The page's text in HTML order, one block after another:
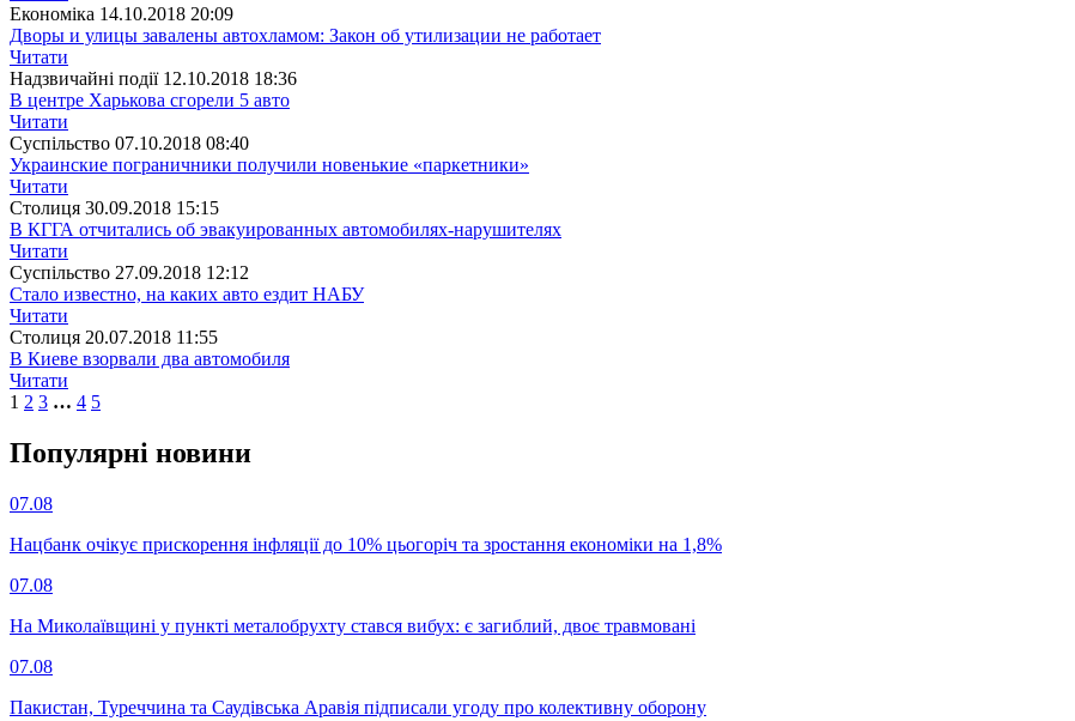
Економіка 14.10.2018 20:09
Дворы и улицы завалены автохламом: Закон об утилизации не работает
Читати
Надзвичайні події 12.10.2018 18:36
В центре Харькова сгорели 5 авто
Читати
Суспiльство 07.10.2018 08:40
Украинские пограничники получили новенькие «паркетники»
Читати
Столиця 30.09.2018 15:15
В КГГА отчитались об эвакуированных автомобилях-нарушителях
Читати
Суспiльство 27.09.2018 12:12
Стало известно, на каких авто ездит НАБУ
Читати
Столиця 20.07.2018 11:55
В Киеве взорвали два автомобиля
Читати
1 2 3 … 4 5
Популярнi новини
07.08
Нацбанк очікує прискорення інфляції до 10% цьогоріч та зростання економіки на 1,8%
07.08
На Миколаївщині у пункті металобрухту стався вибух: є загиблий, двоє травмовані
07.08
Пакистан, Туреччина та Саудівська Аравія підписали угоду про колективну оборону